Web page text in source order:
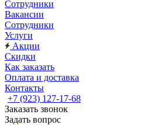
Сотрудники
Вакансии
Сотрудники
Услуги
Акции
Скидки
Как заказать
Оплата и доставка
Контакты
+7 (923) 127-17-68
Заказать звонок
Задать вопрос